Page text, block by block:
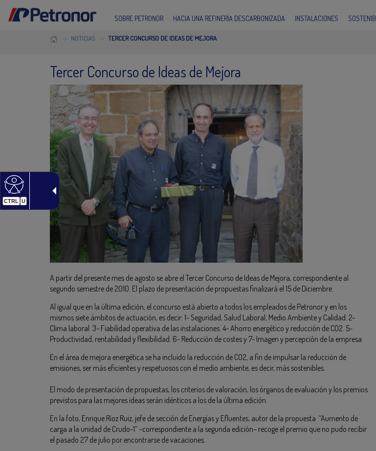
CTRL U
SOBRE PETRONOR HACIA UNA REFINERÍA DESCARBONIZADA INSTALACIONES
NOTICIAS TERCER CONCURSO DE IDEAS DE MEJORA
Tercer Concurso de Ideas de Mejora
A partir del presente mes de agosto se abre el Tercer Concurso de Ideas de Mejora, correspondiente al
segundo semestre de 2010. El plazo de presentación de propuestas finalizará el 15 de Diciembre.
Al igual que en la última edición, el concurso está abierto a todos los empleados de Petronor y en los
mismos siete ámbitos de actuación, es decir: 1- Seguridad, Salud Laboral, Medio Ambiente y Calidad. 2-
Clima laboral. 3- Fiabilidad operativa de las instalaciones. 4- Ahorro energético y reducción de CO2. 5-
Productividad, rentabilidad y flexibilidad. 6- Reducción de costes y 7- Imagen y percepción de la empresa
En el área de mejora energética se ha incluido la reducción de CO2, a fin de impulsar la reducción de
emisiones, ser más eficientes y respetuosos con el medio ambiente, es decir, más sostenibles.
El modo de presentación de propuestas, los criterios de valoración, los órganos de evaluación y los premios
previstos para las mejores ideas serán idénticos a los de la última edición.
En la foto, Enrique Ríoz Ruiz, jefe de sección de Energías y Efluentes, autor de la propuesta “Aumento de
carga a la unidad de Crudo-1” –correspondiente a la segunda edición– recoge el premio que no pudo recibir
el pasado 27 de julio por encontrarse de vacaciones.